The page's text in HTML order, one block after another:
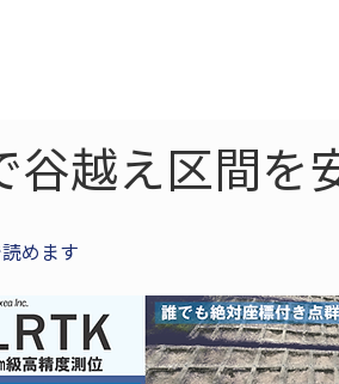
谷越え区間を
めます